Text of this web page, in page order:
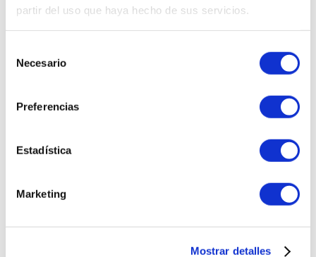
partir del uso que haya hecho de sus servicios.
Necesario
Preferencias
Estadística
Marketing
Mostrar detalles
Perricone MD ®
33,48 € 36,00 €
-15%